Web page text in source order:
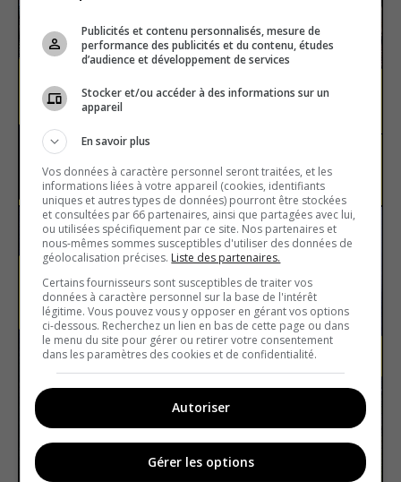
La Belgique
Europe Vrai ou faux
Publicités et contenu personnalisés, mesure de
performance des publicités et du contenu, études
d’audience et développement de services
Stocker et/ou accéder à des informations sur un
appareil
En savoir plus
Vos données à caractère personnel seront traitées, et les
informations liées à votre appareil (cookies, identifiants
uniques et autres types de données) pourront être stockées
et consultées par 66 partenaires, ainsi que partagées avec lui,
ou utilisées spécifiquement par ce site. Nos partenaires et
nous-mêmes sommes susceptibles d'utiliser des données de
géolocalisation précises. Liste des partenaires.
Certains fournisseurs sont susceptibles de traiter vos
données à caractère personnel sur la base de l'intérêt
légitime. Vous pouvez vous y opposer en gérant vos options
ci-dessous. Recherchez un lien en bas de cette page ou dans
le menu du site pour gérer ou retirer votre consentement
dans les paramètres des cookies et de confidentialité.
Autoriser
Gérer les options